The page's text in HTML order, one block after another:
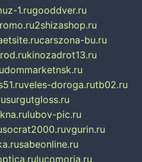
1.rugooddver.ru
2shizashop.ru
carszona-bu.ru
kinozadrot13.ru
dommarketnsk.ru
veles-doroga.rutb02.ru
surgutgloss.ru
lubov-pic.ru
socrat2000.ruvgurin.ru
sabeonline.ru
lucomoria.ru